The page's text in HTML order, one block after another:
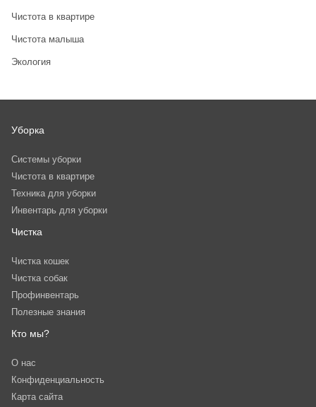
Чистота в квартире
Чистота малыша
Экология
Уборка
Системы уборки
Чистота в квартире
Техника для уборки
Инвентарь для уборки
Чистка
Чистка кошек
Чистка собак
Профинвентарь
Полезные знания
Кто мы?
О нас
Конфиденциальность
Карта сайта